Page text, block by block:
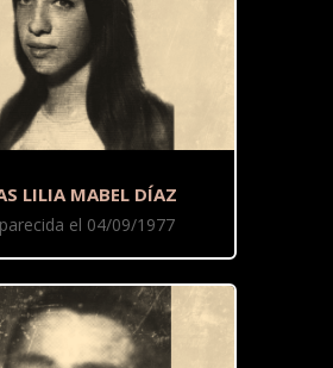
LILIA MABEL DÍAZ
el 04/09/1977